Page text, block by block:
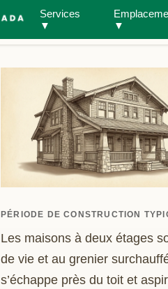
Services
▼
▼
Toutes les
espèces
PÉRIODE DE CONSTRUCTION
Les maisons à deux étages
de vie et au grenier
s’échappe près du toit et